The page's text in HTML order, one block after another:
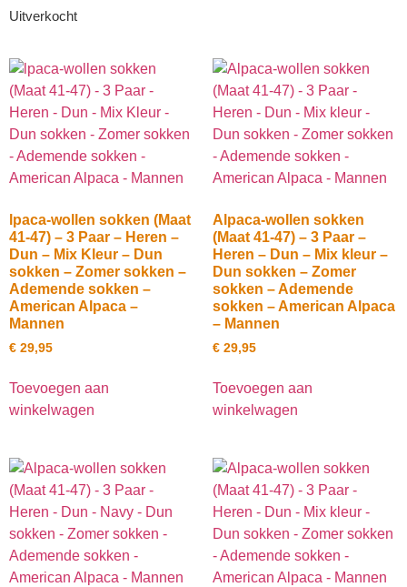
Uitverkocht
lpaca-wollen sokken (Maat
41-47) – 3 Paar – Heren –
Dun – Mix Kleur – Dun
sokken – Zomer sokken –
Ademende sokken –
American Alpaca –
Mannen
€ 29,95
Toevoegen aan
winkelwagen
Alpaca-wollen sokken
(Maat 41-47) – 3 Paar –
Heren – Dun – Mix kleur –
Dun sokken – Zomer
sokken – Ademende
sokken – American Alpaca
– Mannen
€ 29,95
Toevoegen aan
winkelwagen